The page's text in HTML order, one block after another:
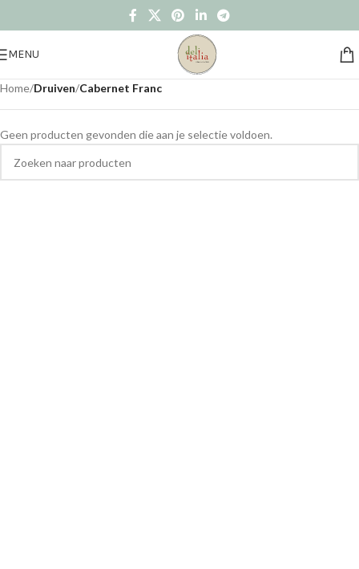
MENU
Home/Druiven/Cabernet Franc
Geen producten gevonden die aan je selectie voldoen.